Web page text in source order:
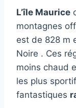
L’île Maurice
montagnes
est de 828 m
Noire . Ces
moins chaud
les plus
fantastiques